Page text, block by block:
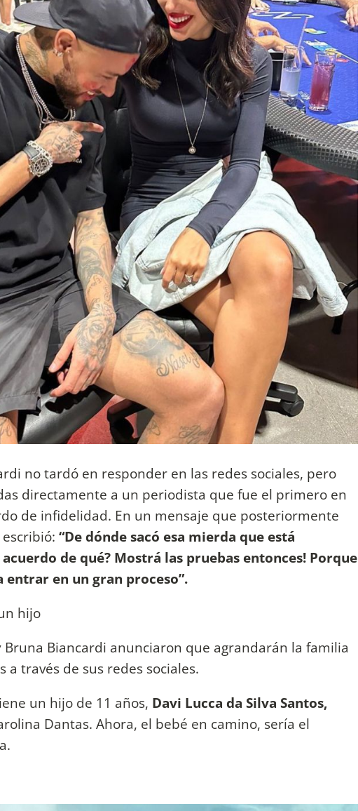
no tardó en responder en las redes sociales, pero
directamente a un periodista que fue el primero en
de infidelidad. En un mensaje que posteriormente
“De dónde sacó esa mierda que está
de qué? Mostrá las pruebas entonces! Porque
entrar en un gran proceso”.
hijo
Bruna Biancardi anunciaron que agrandarán la familia
a través de sus redes sociales.
un hijo de 11 años, Davi Lucca da Silva Santos,
Dantas. Ahora, el bebé en camino, sería el